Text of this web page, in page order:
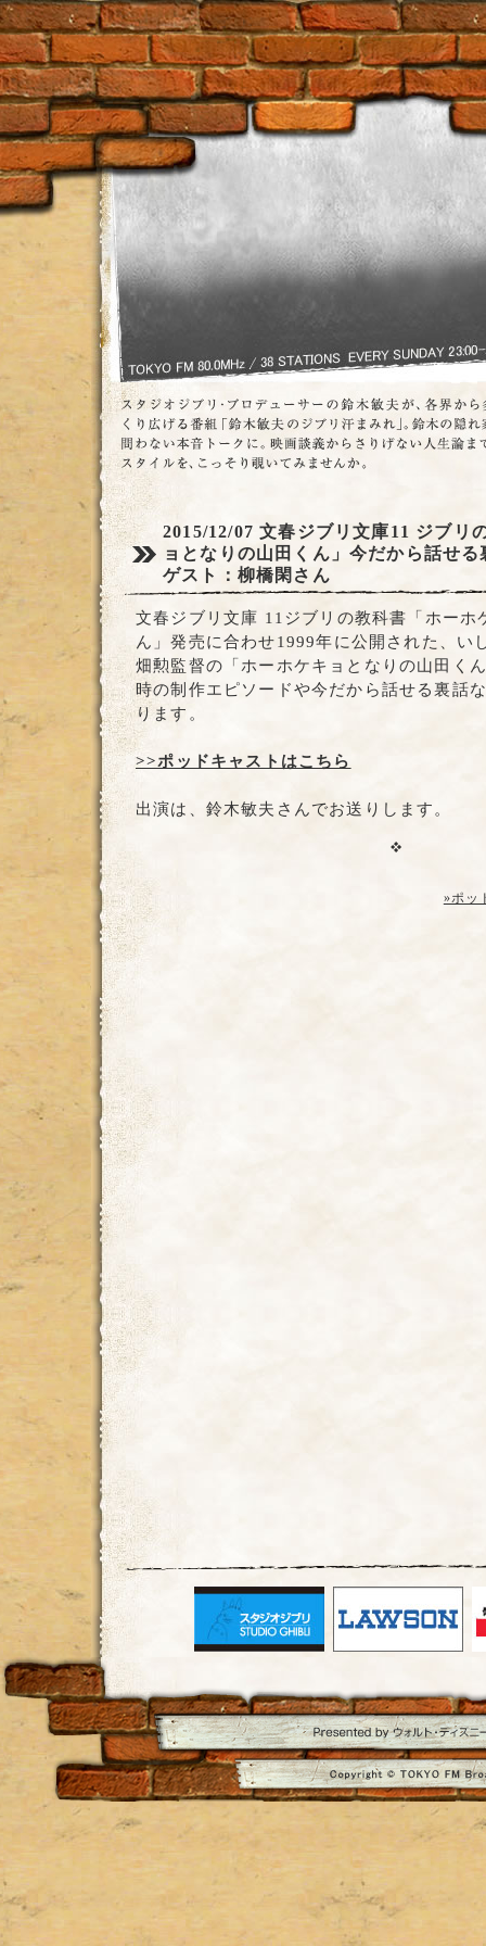
2015/12/07文春ジブリ文庫11 ジブリ
ョとなりの山田くん」今だから話せ
ゲスト：柳橋閑さん
文春ジブリ文庫 11ジブリの教科書「ホーホ
ん」発売に合わせ1999年に公開された、い
畑勲監督の「ホーホケキョとなりの山田く
時の制作エピソードや今だから話せる裏話
ります。
>>ポッドキャストはこちら
出演は、鈴木敏夫さんでお送りします。
»ポッ